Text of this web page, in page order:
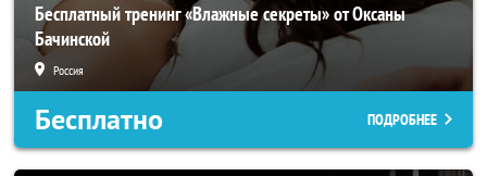
Бесплатный тренинг «Влажные секреты» от Оксаны
Бачинской
Россия
Бесплатно ПОДРОБНЕЕ